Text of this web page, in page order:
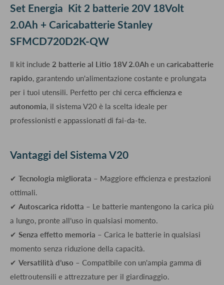
Set Energia Kit 2 batterie 20V 18Volt
2.0Ah + Caricabatterie Stanley
SFMCD720D2K-QW
Il kit include 2 batterie al Litio 18V 2.0Ah e un caricabatterie
rapido, garantendo un'alimentazione costante e prolungata
per i tuoi utensili. Perfetto per chi cerca efficienza e
autonomia, il sistema V20 è la scelta ideale per
professionisti e appassionati di fai-da-te.
Vantaggi del Sistema V20
✔ Tecnologia migliorata – Maggiore efficienza e prestazioni
ottimali.
✔ Autoscarica ridotta – Le batterie mantengono la carica più
a lungo, pronte all’uso in qualsiasi momento.
✔ Senza effetto memoria – Carica le batterie in qualsiasi
momento senza riduzione della capacità.
✔ Versatilità d’uso – Compatibile con un'ampia gamma di
elettroutensili e attrezzature per il giardinaggio.